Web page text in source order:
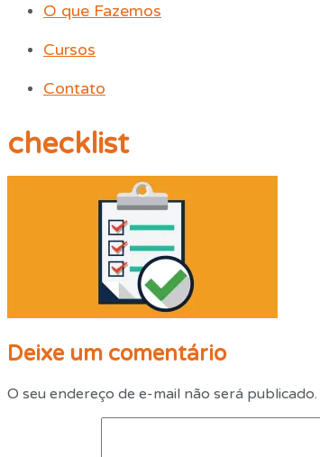
O que Fazemos
Cursos
Contato
checklist
Deixe um comentário
O seu endereço de e-mail não será publicado.